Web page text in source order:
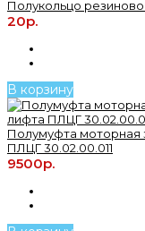
Полукольцо
20р.
В корзину
Полумуфта моторная
ПЛЦГ 30.02.00.011
9500р.